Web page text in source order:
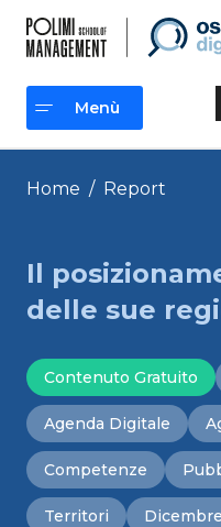
contenuto
Menù
Menù
Home / Report
Il
delle sue
Contenuto Gratuito
Agenda Digitale
Competenze
Territori